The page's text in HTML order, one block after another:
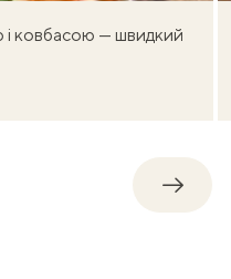
ковбасою — швидкий